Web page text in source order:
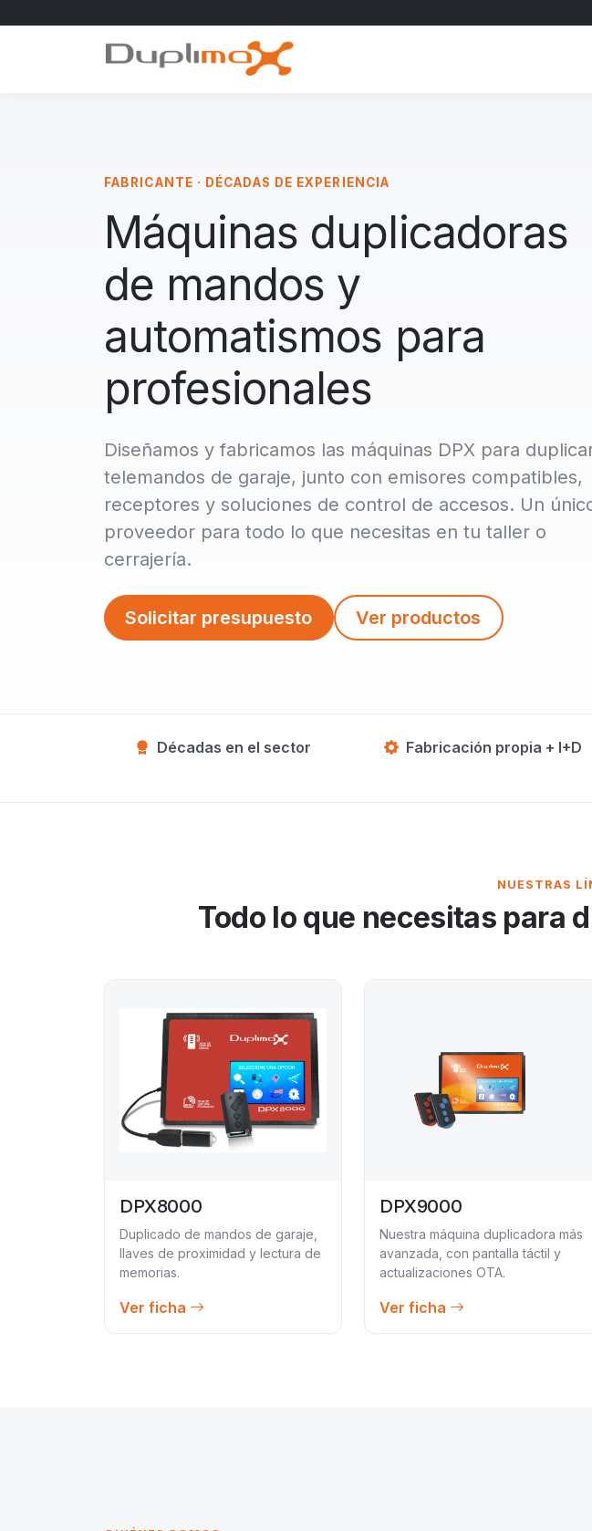
FABRICANTE · DÉCADAS DE EXPERIENCIA
Máquinas duplicadoras
de mandos y
automatismos para
profesionales
Diseñamos y fabricamos las máquinas DPX para
telemandos de garaje, junto con emisores compatibles,
receptores y soluciones de control de accesos. Un
proveedor para todo lo que necesitas en tu taller o
cerrajería.
Solicitar presupuesto Ver productos
Décadas en el sector Fabricación propia + I+D
NUESTRAS
Todo lo que necesitas para
DPX8000
Duplicado de mandos de garaje,
llaves de proximidad y lectura de
memorias.
Ver ficha
DPX9000
Nuestra máquina duplicadora más
avanzada, con pantalla táctil y
actualizaciones OTA.
Ver ficha